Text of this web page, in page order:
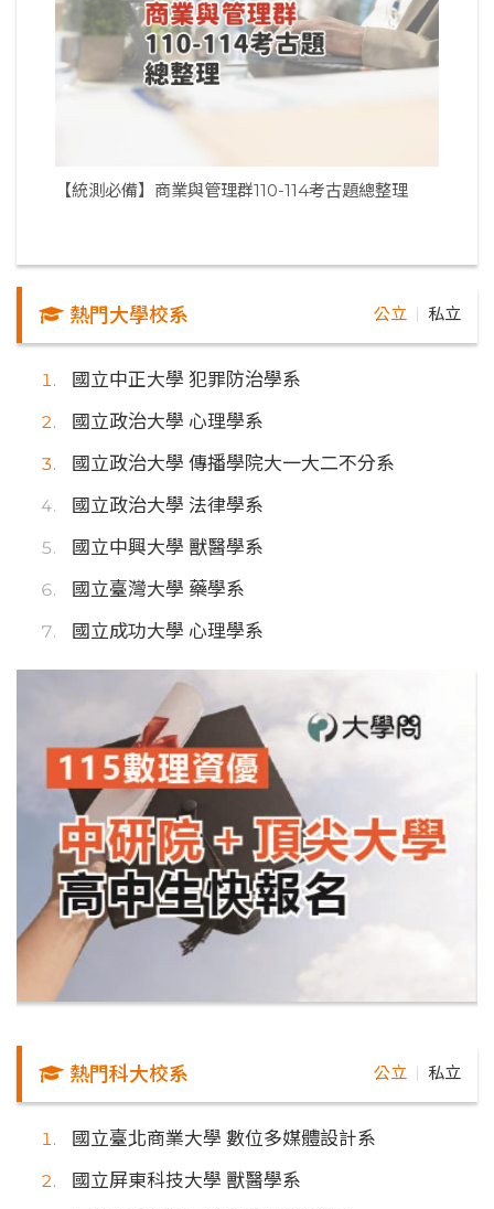
【統測必備】商業與管理群110-114考古題總整理
熱門大學校系 公立 私立
國立中正大學 犯罪防治學系
國立政治大學 心理學系
國立政治大學 傳播學院大一大二不分系
國立政治大學 法律學系
國立中興大學 獸醫學系
國立臺灣大學 藥學系
國立成功大學 心理學系
熱門科大校系 公立 私立
國立臺北商業大學 數位多媒體設計系
國立屏東科技大學 獸醫學系